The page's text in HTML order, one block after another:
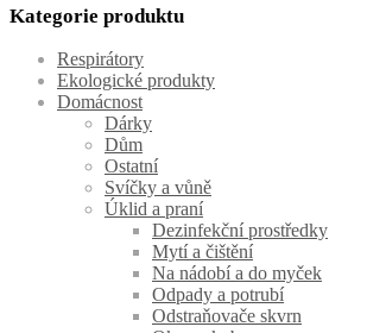
Kategorie produktu
Respirátory
Ekologické produkty
Domácnost
Dárky
Dům
Ostatní
Svíčky a vůně
Úklid a praní
Dezinfekční prostředky
Mytí a čištění
Na nádobí a do myček
Odpady a potrubí
Odstraňovače skvrn